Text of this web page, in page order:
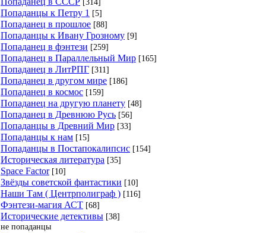
Попаданцы к Петру 1 [5]
Попаданец в прошлое [88]
Попаданцы к Ивану Грозному [9]
Попаданец в фэнтези [259]
Попаданец в Параллельный Мир [165]
Попаданец в ЛитРПГ [311]
Попаданец в другом мире [186]
Попаданец в космос [159]
Попаданец на другую планету [48]
Попаданец в Древнюю Русь [56]
Попаданцы в Древний Мир [33]
Попаданцы к нам [15]
Попаданцы в Постапокалипсис [154]
Историческая литература [35]
Space Factor [10]
Звёзды советской фантастики [10]
Наши Там ( Центрполиграф ) [116]
Фэнтези-магия АСТ [68]
Исторические детективы [38]
не попаданцы